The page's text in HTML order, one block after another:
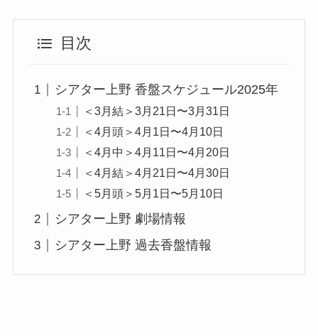
目次
シアター上野 香盤スケジュール2025年
＜3月結＞3月21日〜3月31日
＜4月頭＞4月1日〜4月10日
＜4月中＞4月11日〜4月20日
＜4月結＞4月21日〜4月30日
＜5月頭＞5月1日〜5月10日
シアター上野 劇場情報
シアター上野 過去香盤情報